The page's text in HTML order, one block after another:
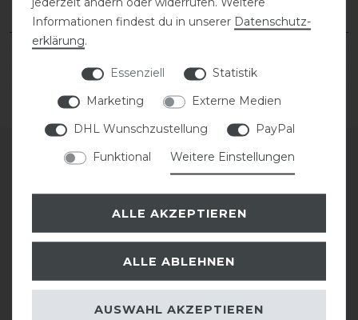
GRÖSSENTABELLE
Informationen findest du in unserer Daten­schutz­
erklärung.
Essenziell
Statistik
Marketing
Externe Medien
DHL Wunschzustellung
PayPal
Funktional
Weitere Einstellungen
ALLE AKZEPTIEREN
ALLE ABLEHNEN
AUSWAHL AKZEPTIEREN